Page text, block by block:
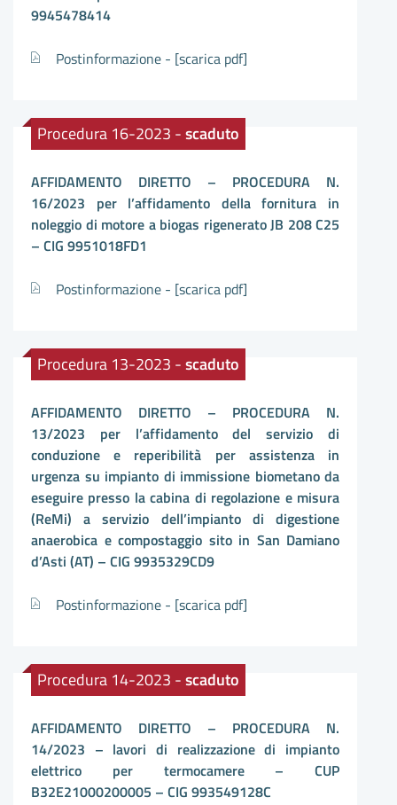
9945478414
Postinformazione - [scarica pdf]
Procedura 16-2023 -scaduto
AFFIDAMENTO DIRETTO – PROCEDURA N.
16/2023 per l’affidamento della fornitura in
noleggio di motore a biogas rigenerato JB 208 C25
– CIG 9951018FD1
Postinformazione - [scarica pdf]
Procedura 13-2023 -scaduto
AFFIDAMENTO DIRETTO – PROCEDURA N.
13/2023 per l’affidamento del servizio di
conduzione e reperibilità per assistenza in
urgenza su impianto di immissione biometano da
eseguire presso la cabina di regolazione e misura
(ReMi) a servizio dell’impianto di digestione
anaerobica e compostaggio sito in San Damiano
d’Asti (AT) – CIG 9935329CD9
Postinformazione - [scarica pdf]
Procedura 14-2023 -scaduto
AFFIDAMENTO DIRETTO – PROCEDURA N.
14/2023 – lavori di realizzazione di impianto
elettrico per termocamere – CUP
B32E21000200005 – CIG 993549128C